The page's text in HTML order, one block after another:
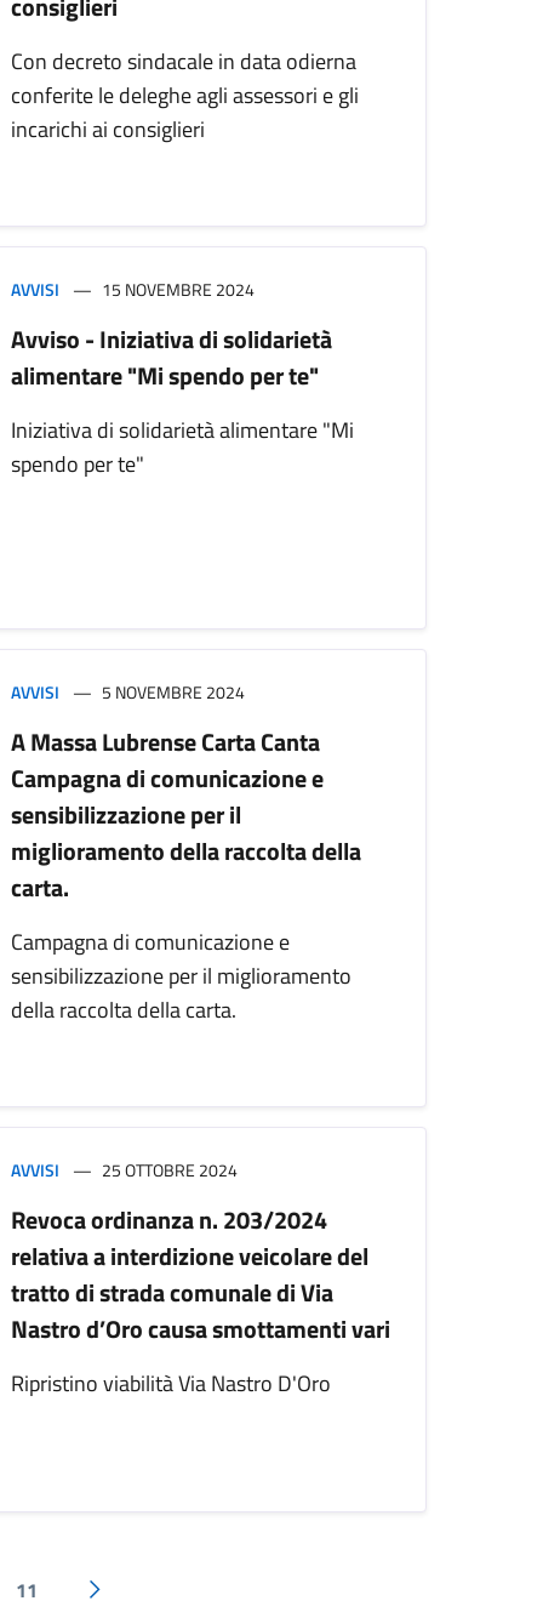
Con decreto sindacale in data odierna
conferite le deleghe agli assessori e gli
incarichi ai consiglieri
AVVISI 15 NOVEMBRE 2024
Avviso - Iniziativa di solidarietà
alimentare "Mi spendo per te"
Iniziativa di solidarietà alimentare "Mi
spendo per te"
AVVISI 5 NOVEMBRE 2024
A Massa Lubrense Carta Canta
Campagna di comunicazione e
sensibilizzazione per il
miglioramento della raccolta della
carta.
Campagna di comunicazione e
sensibilizzazione per il miglioramento
della raccolta della carta.
AVVISI 25 OTTOBRE 2024
Revoca ordinanza n. 203/2024
relativa a interdizione veicolare del
tratto di strada comunale di Via
Nastro d’Oro causa smottamenti vari
Ripristino viabilità Via Nastro D'Oro
11
Pagina successiva